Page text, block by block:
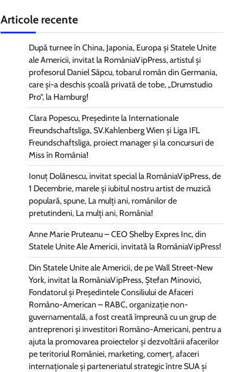
Articole recente
După turnee în China, Japonia, Europa și Statele Unite
ale Americii, invitat la RomâniaVipPress, artistul și
profesorul Daniel Sâpcu, tobarul român din Germania,
care și-a deschis școală privată de tobe, „Drumstudio
Pro”, la Hamburg!
Clara Popescu, Președinte la Internationale
Freundschaftsliga, SV.Kahlenberg Wien şi Liga IFL
Freundschaftsliga, proiect manager și la concursuri de
Miss în România!
Ionuț Dolănescu, invitat special la RomâniaVipPress, de
1 Decembrie, marele și iubitul nostru artist de muzică
populară, spune, La mulți ani, românilor de
pretutindeni, La mulți ani, România!
Anne Marie Pruteanu – CEO Shelby Expres Inc, din
Statele Unite Ale Americii, invitată la RomâniaVipPress!
Din Statele Unite ale Americii, de pe Wall Street-New
York, invitat la RomâniaVipPress, Ștefan Minovici,
Fondatorul și Președintele Consiliului de Afaceri
Româno-American – RABC, organizație non-
guvernamentală, a fost creată împreună cu un grup de
antreprenori și investitori Româno-Americani, pentru a
ajuta la promovarea proiectelor și dezvoltării afacerilor
pe teritoriul României, marketing, comerț, afaceri
internaționale și parteneriatul strategic între SUA și